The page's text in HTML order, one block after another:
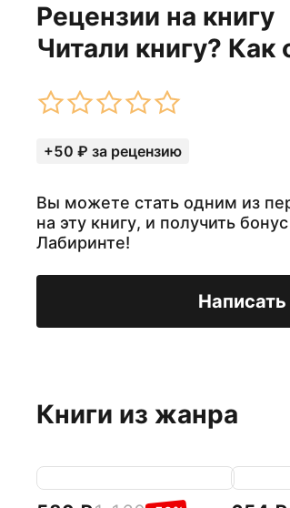
Рецензии на книгу
Читали книгу? Как
+50 ₽ за рецензию
Вы можете стать одним из
на эту книгу, и получить
Лабиринте!
Книги из жанра